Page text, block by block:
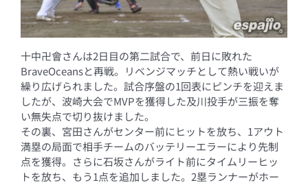
十中卍會さんは2日目の第二試合で、前日に敗れた
BraveOceansと再戦。リベンジマッチとして熱い戦いが
繰り広げられました。試合序盤の1回表にピンチを迎えま
したが、波崎大会でMVPを獲得した及川投手が三振を奪
い無失点で切り抜けました。
その裏、宮田さんがセンター前にヒットを放ち、1アウト
満塁の局面で相手チームのバッテリーエラーにより先制
点を獲得。さらに石坂さんがライト前にタイムリーヒッ
トを放ち、もう1点を追加しました。2塁ランナーがホー